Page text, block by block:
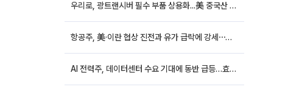
우리로, 광트랜시버 필수 부품 상용화...美 중국산 퇴출 추진에 상승세
항공주, 美·이란 협상 진전과 유가 급락에 강세⋯한진칼 8%↑
AI 전력주, 데이터센터 수요 기대에 동반 급등…효성중공업 10%↑